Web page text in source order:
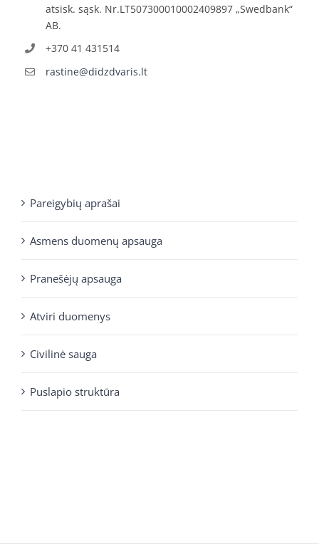
atsisk. sąsk. Nr.LT507300010002409897 „Swedbank“
AB.
+370 41 431514
rastine@didzdvaris.lt
Pareigybių aprašai
Asmens duomenų apsauga
Pranešėjų apsauga
Atviri duomenys
Civilinė sauga
Puslapio struktūra